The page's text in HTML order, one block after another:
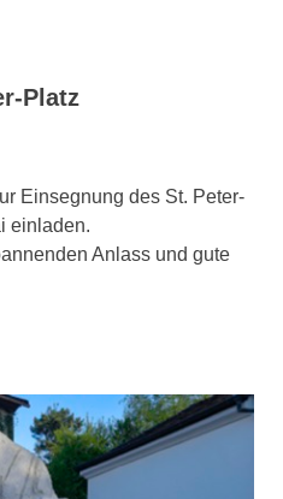
Platz
Einsegnung des St. Peter-
einladen.
Anlass und gute